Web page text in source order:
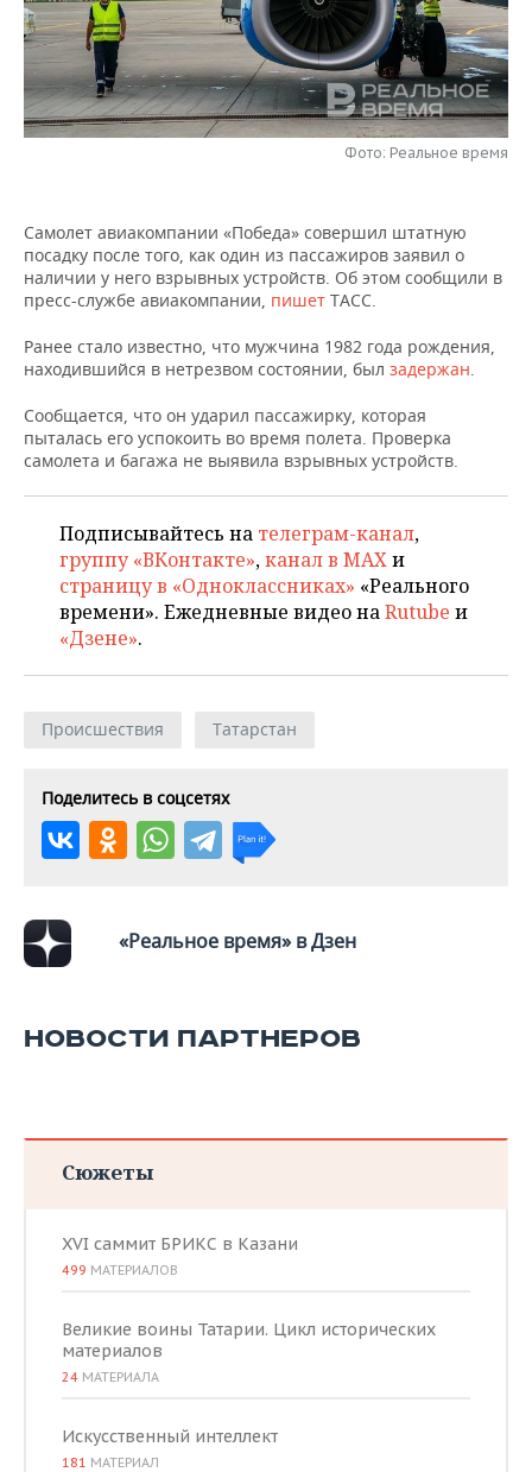
НЕФТЕХИМИЯ
НЕФТЬ
ОПК
РОЗНИЧНАЯ ТОРГОВЛЯ
ТРАНСПОРТ
НОВОСТИ ТЕХНОЛОГИЙ
IT
МЕРОПРИЯТИЯ
НОВОСТИ МЕРОПРИЯТИЙ
ONLINE-КОНФЕРЕНЦИИ
ОТКРЫТАЯ ЛЕКЦИЯ
СПОРТ
ХОККЕЙ
БАСКЕТБОЛ
ВОЛЕЙБОЛ
КИБЕРСПОРТ
ВОДНЫЕ ВИДЫ СПОРТА
ХОККЕЙ С МЯЧОМ
ВЛАСТЬ
ИНФРАСТРУКТУРА
ИСТОРИЯ
КУЛЬТУРА
ОБРАЗОВАНИЕ
ПРОИСШЕСТВИЯ
СЮЖЕТЫ
СПИСОК ПЕРСОН
СПИСОК КОМПАНИЙ
ПОЛНАЯ ВЕРСИЯ
Фото: Реальное время
Самолет авиакомпании «Победа» совершил штатную
посадку после того, как один из пассажиров заявил о
наличии у него взрывных устройств. Об этом сообщили в
пресс-службе авиакомпании, пишет ТАСС.
Ранее стало известно, что мужчина 1982 года рождения,
находившийся в нетрезвом состоянии, был задержан.
Сообщается, что он ударил пассажирку, которая
пыталась его успокоить во время полета. Проверка
самолета и багажа не выявила взрывных устройств.
Подписывайтесь на телеграм-канал,
группу «ВКонтакте»,канал в MAXи
страницу в «Одноклассниках» «Реального
времени». Ежедневные видео наRutube и
«Дзене».
Происшествия Татарстан
Поделитесь в соцсетях
«Реальное время» в Дзен
НОВОСТИ ПАРТНЕРОВ
Сюжеты
XVI саммит БРИКС в Казани
499 МАТЕРИАЛОВ
Великие воины Татарии. Цикл исторических
материалов
24 МАТЕРИАЛА
Искусственный интеллект
181 МАТЕРИАЛ